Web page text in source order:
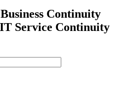
Continuity
Service Continuity